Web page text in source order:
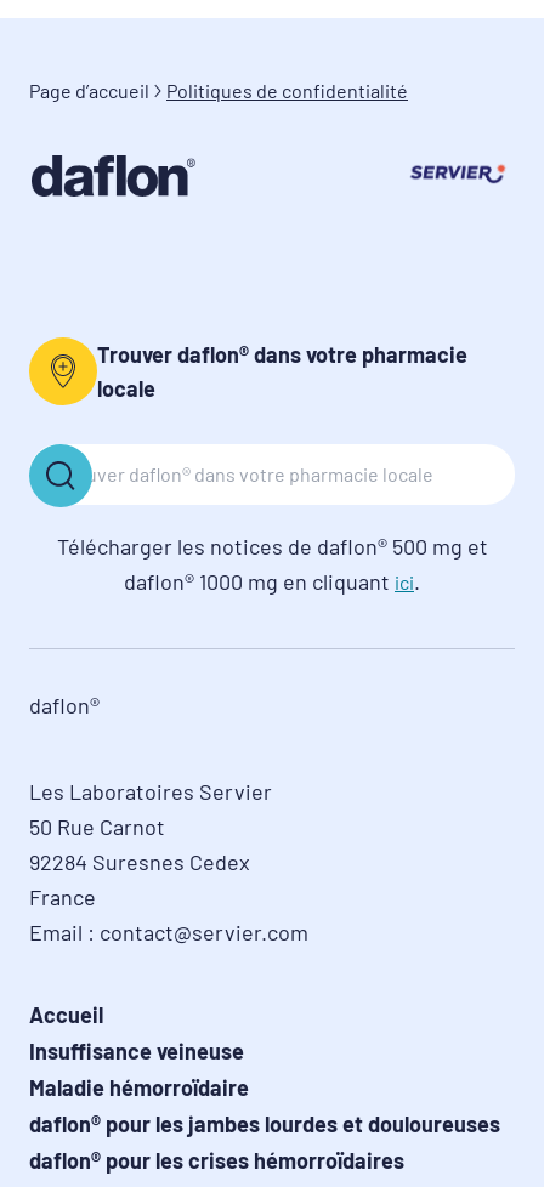
Page d’accueil Politiques de confidentialité
Trouver daflon® dans votre pharmacie
locale
Télécharger les notices de daflon® 500 mg et
daflon® 1000 mg en cliquant ici.
daflon®
Les Laboratoires Servier
50 Rue Carnot
92284 Suresnes Cedex
France
Email : contact@servier.com
Accueil
Insuffisance veineuse
Maladie hémorroïdaire
daflon® pour les jambes lourdes et douloureuses
daflon® pour les crises hémorroïdaires